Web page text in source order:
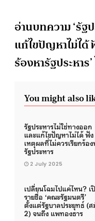
อ่านบทความ ‘รัฐ
แก้ไขปัญหาไม่ได้
ร้องหารัฐประหาร’
You might also
รัฐประหารไม่ใช่ทางออก
และแก้ไขปัญหาไม่ได้ ฟัง
เหตุผลที่ไม่ควรเรียกร้อง
รัฐประหาร
2 July 2025
เปลี่ยนโฉมไปแค่ไหน? เ
รายชื่อ ‘คณะรัฐมนตรี’
ตั้งแต่รัฐบาลประยุทธ์ (ส
2) จนถึง แพทองธาร